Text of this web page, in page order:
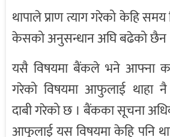
थापाले प्राण त्याग गरेको केहि
केसको अनुसन्धान अघि बढेको छैन
यसै विषयमा बैंकले भने आफ्ना
गरेको विषयमा आफुलाई थाहा
दाबी गरेको छ । बैंकका सूचना
आफुलाई यस विषयमा केहि पनि